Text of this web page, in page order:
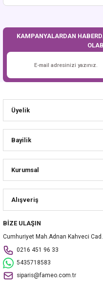
KAMPANYALARDAN
Üyelik
Bayilik
Kurumsal
Alışveriş
BİZE ULAŞIN
Cumhuriyet Mah.Adnan Kahveci
0216 451 96 33
5435718583
siparis@fameo.com.tr